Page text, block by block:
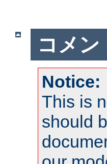
コメン
Notice:
This is
should